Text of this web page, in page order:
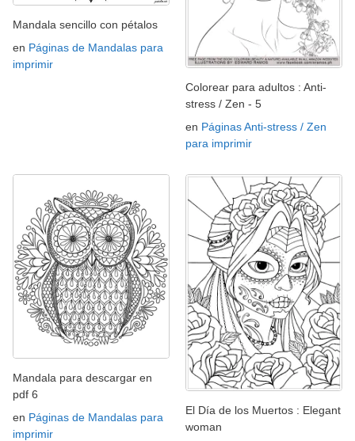
Mandala sencillo con pétalos
en Páginas de Mandalas para
imprimir
Colorear para adultos : Anti-
stress / Zen - 5
en Páginas Anti-stress / Zen
para imprimir
Mandala para descargar en
pdf 6
en Páginas de Mandalas para
imprimir
El Día de los Muertos : Elegant
woman